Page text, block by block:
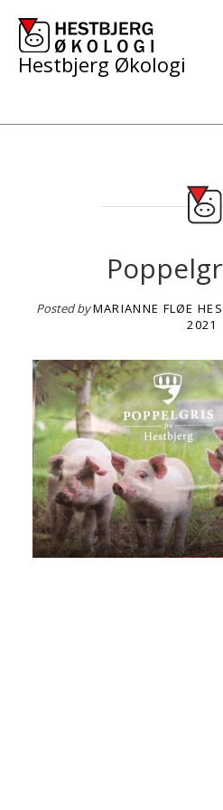
content
Hestbjerg Økologi
Posted byMARIANNE FLØE
2021